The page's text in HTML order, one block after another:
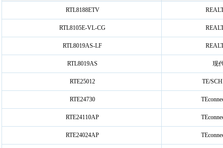
RTL8188ETV
RTL8105E-VL-CG
RTL8019AS-LF
RTL8019AS 现
RTE25012 TE/
RTE24730
RTE24110AP
RTE24024AP